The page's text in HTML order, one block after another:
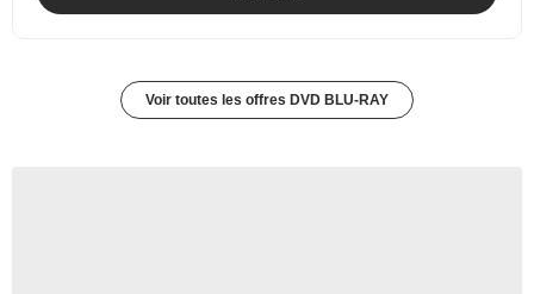
Voir toutes les offres DVD BLU-RAY